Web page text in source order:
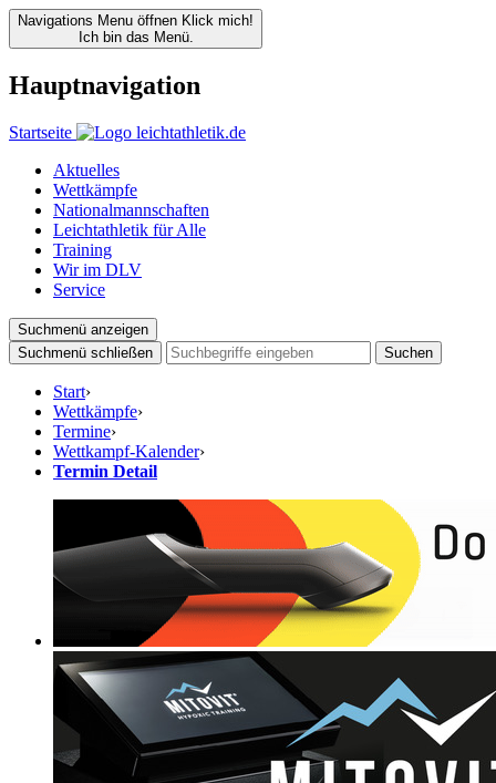
Navigations Menu öffnen Klick mich!
Ich bin das Menü.
Hauptnavigation
Startseite
Aktuelles
Wettkämpfe
Nationalmannschaften
Leichtathletik für Alle
Training
Wir im DLV
Service
Suchmenü anzeigen
Suchmenü schließen
Suchen
Start›
Wettkämpfe›
Termine›
Wettkampf-Kalender›
Termin Detail